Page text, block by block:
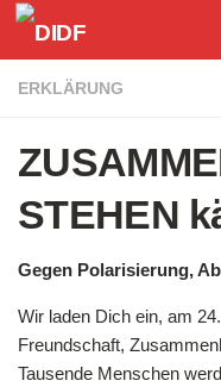
Unter dem Inhalt
ERKLÄRUNG
STEHEN
Gegen Polarisierung,
Wir laden Dich ein, am
Freundschaft,
Tausende Menschen